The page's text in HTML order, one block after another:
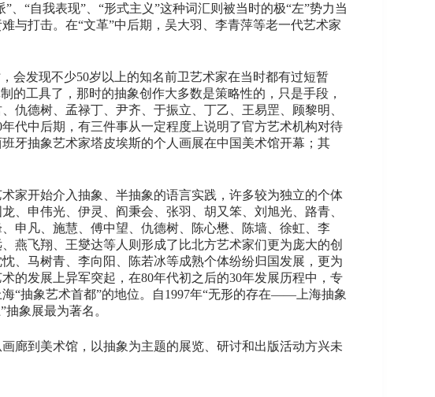
“自我表现”、“形式主义”这种词汇则被当时的极“左”势力当
与打击。在“文革”中后期，吴大羽、李青萍等老一代艺术家
会发现不少50岁以上的知名前卫艺术家在当时都有过短暂
的工具了，那时的抽象创作大多数是策略性的，只是手段，
仇德树、孟禄丁、尹齐、于振立、丁乙、王易罡、顾黎明、
代中后期，有三件事从一定程度上说明了官方艺术机构对待
牙抽象艺术家塔皮埃斯的个人画展在中国美术馆开幕；其
家开始介入抽象、半抽象的语言实践，许多较为独立的个体
、申伟光、伊灵、阎秉会、张羽、胡又笨、刘旭光、路青、
申凡、施慧、傅中望、仇德树、陈心懋、陈墙、徐虹、李
燕飞翔、王燮达等人则形成了比北方艺术家们更为庞大的创
、马树青、李向阳、陈若冰等成熟个体纷纷归国发展，更为
的发展上异军突起，在80年代初之后的30年发展历程中，专
“抽象艺术首都”的地位。自1997年“无形的存在——上海抽象
象展最为著名。
廊到美术馆，以抽象为主题的展览、研讨和出版活动方兴未